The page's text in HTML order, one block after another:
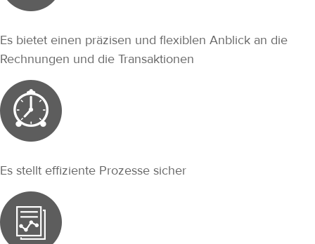
Es bietet einen präzisen und flexiblen Anblick an die
Rechnungen und die Transaktionen
Es stellt effiziente Prozesse sicher